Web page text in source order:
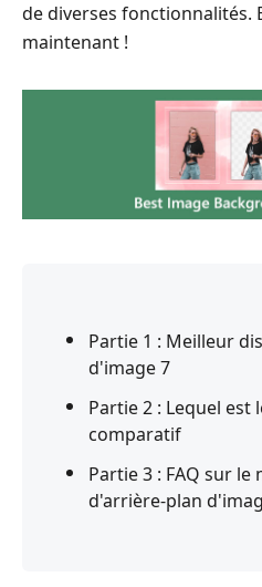
de diverses fonctionnalités.
maintenant !
Partie 1 : Meilleur
d'image 7
Partie 2 : Lequel est
comparatif
Partie 3 : FAQ sur
d'arrière-plan